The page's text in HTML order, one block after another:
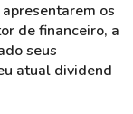
os
de financeiro, a
seus
atual dividend